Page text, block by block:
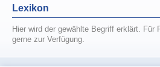
Lexikon
Hier wird der gewählte Begriff erklärt. Für
gerne zur Verfügung.